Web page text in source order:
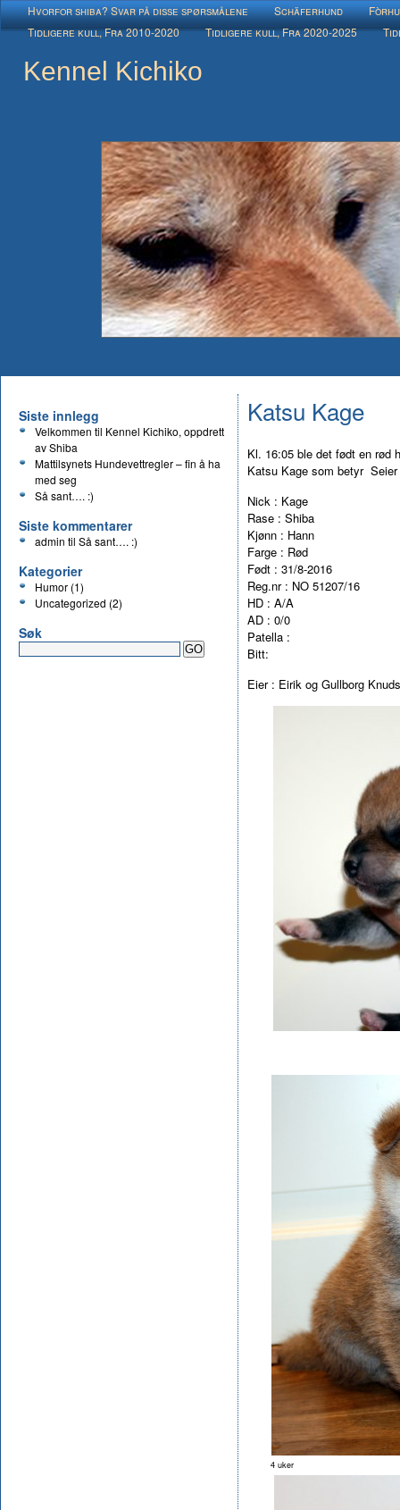
Hvorfor shiba? Svar på disse spørsmålene Schäferhund
Tidligere kull, Fra 2010-2020
Tidligere kull, Fra 2020-2025
Kennel Kichiko
Katsu Kage
Kl. 16:05 ble det født en rød
Katsu Kage som betyr
Nick : Kage
Rase : Shiba
Kjønn : Hann
Farge : Rød
Født : 31/8-2016
Reg.nr : NO 51207/16
HD : A/A
AD : 0/0
Patella :
Bitt:
Eier : Eirik og Gullborg
4 uker
Siste innlegg
Velkommen til Kennel Kichiko, oppdrett
av Shiba
Mattilsynets Hundevettregler – fin å ha
med seg
Så sant…. :)
Siste kommentarer
admin til Så sant…. :)
Kategorier
Humor (1)
Uncategorized (2)
Søk